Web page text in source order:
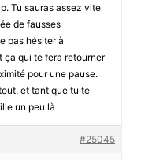
Tu sauras assez vite
de fausses
pas hésiter à
ça qui te fera retourner
pour une pause.
et tant que tu te
un peu là
#25045